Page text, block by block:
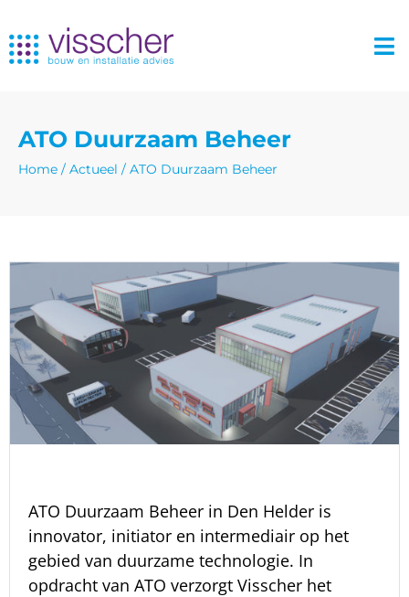
ATO Duurzaam Beheer
Home / Actueel / ATO Duurzaam Beheer
ATO Duurzaam Beheer in Den Helder is
innovator, initiator en intermediair op het
gebied van duurzame technologie. In
opdracht van ATO verzorgt Visscher het